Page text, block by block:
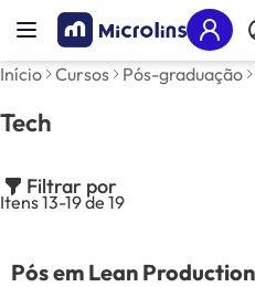
Pular para o conteúdo
Alternar Nav
Início Cursos Pós-graduação
Tech
Filtrar por
Itens13-19de 19
Pós em Lean Production